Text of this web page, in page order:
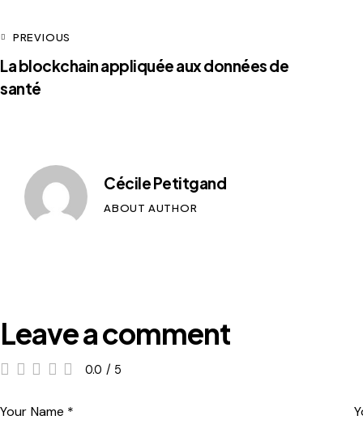
PREVIOUS
La blockchain appliquée aux données de
santé
Cécile Petitgand
ABOUT AUTHOR
Leave a comment
0.0 / 5